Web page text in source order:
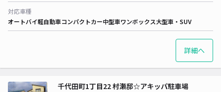
対応車種
オートバイ軽自動車コンパクトカー中型車ワンボックス大型車・SUV
詳細へ
千代田町1丁目22 村瀬邸☆アキッパ駐車場